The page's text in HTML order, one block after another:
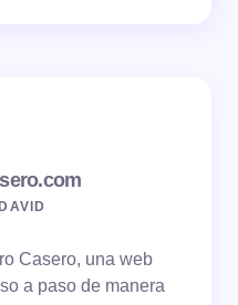
Casero, una web
a paso de manera